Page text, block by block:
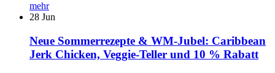
mehr
28 Jun
Neue Sommerrezepte & WM-Jubel: Caribbean
Jerk Chicken, Veggie-Teller und 10 % Rabatt